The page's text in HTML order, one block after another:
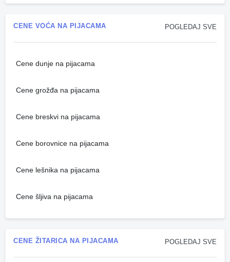
POGLEDAJ SVE
CENE VOĆA NA PIJACAMA
Cene dunje na pijacama
Cene grožđa na pijacama
Cene breskvi na pijacama
Cene borovnice na pijacama
Cene lešnika na pijacama
Cene šljiva na pijacama
POGLEDAJ SVE
CENE ŽITARICA NA PIJACAMA